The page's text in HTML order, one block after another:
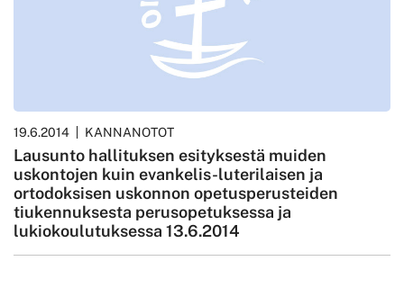
19.6.2014 KANNANOTOT
Lausunto hallituksen esityksestä muiden
uskontojen kuin evankelis-luterilaisen ja
ortodoksisen uskonnon opetusperusteiden
tiukennuksesta perusopetuksessa ja
lukiokoulutuksessa 13.6.2014